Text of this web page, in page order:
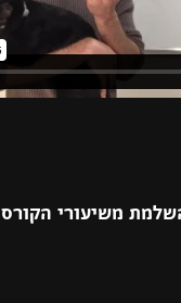
משיעורי הקורס